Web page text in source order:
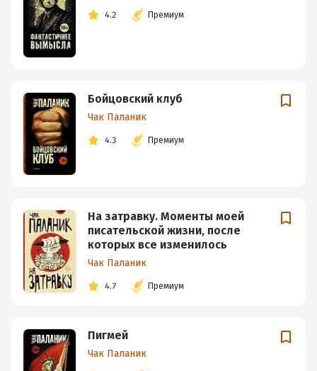
4.2 Премиум
Бойцовский клуб
Чак Паланик
4.3 Премиум
На затравку. Моменты моей
писательской жизни, после
которых все изменилось
Чак Паланик
4.7 Премиум
Пигмей
Чак Паланик